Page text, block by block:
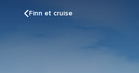
Finn et cruise